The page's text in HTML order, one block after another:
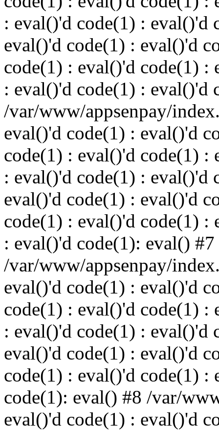
: eval()'d code(1) : eval()'d
eval()'d code(1) : eval()'d
code(1) : eval()'d code(1) :
: eval()'d code(1) : eval()'d
/var/www/appsenpay/
eval()'d code(1) : eval()'d
code(1) : eval()'d code(1) :
: eval()'d code(1) : eval()'d
eval()'d code(1) : eval()'d
code(1) : eval()'d code(1) :
: eval()'d code(1): eval() #7
/var/www/appsenpay/
eval()'d code(1) : eval()'d
code(1) : eval()'d code(1) :
: eval()'d code(1) : eval()'d
eval()'d code(1) : eval()'d
code(1) : eval()'d code(1) :
code(1): eval() #8 /var/
eval()'d code(1) : eval()'d